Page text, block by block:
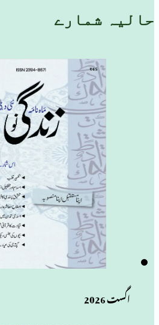
حالیہ شمارے
اگست 2026